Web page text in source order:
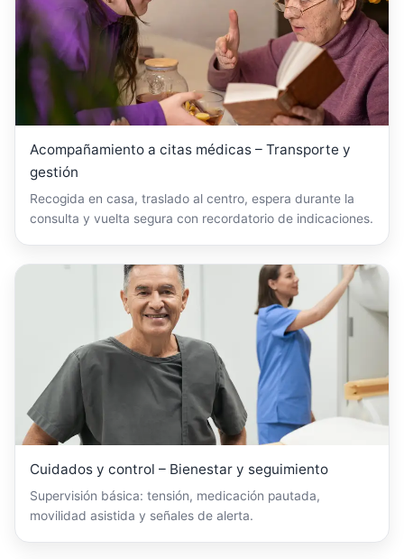
Acompañamiento a citas médicas – Transporte y
gestión
Recogida en casa, traslado al centro, espera durante la
consulta y vuelta segura con recordatorio de indicaciones.
Cuidados y control – Bienestar y seguimiento
Supervisión básica: tensión, medicación pautada,
movilidad asistida y señales de alerta.